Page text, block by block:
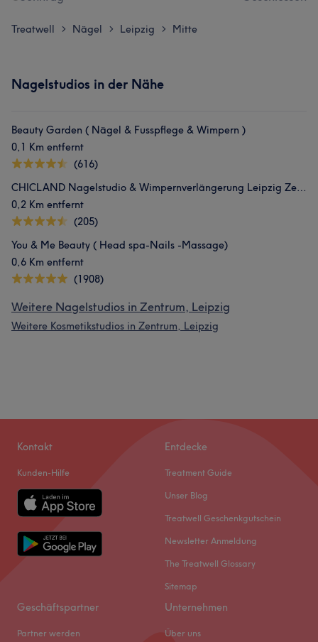
Treatwell > Nägel > Leipzig > Mitte
Nagelstudios in der Nähe
Beauty Garden ( Nägel & Fusspflege & Wimpern )
0,1 Km entfernt
(616)
CHICLAND Nagelstudio & Wimpernverlängerung Leipzig Zentrum
0,2 Km entfernt
(205)
You & Me Beauty ( Head spa-Nails -Massage)
0,6 Km entfernt
(1908)
Weitere Nagelstudios in Zentrum, Leipzig
Weitere Kosmetikstudios in Zentrum, Leipzig
Kontakt
Kunden-Hilfe
Entdecke
Treatment Guide
Unser Blog
Treatwell Geschenkgutschein
Newsletter Anmeldung
The Treatwell Glossary
Sitemap
Geschäftspartner
Partner werden
Unternehmen
Über uns